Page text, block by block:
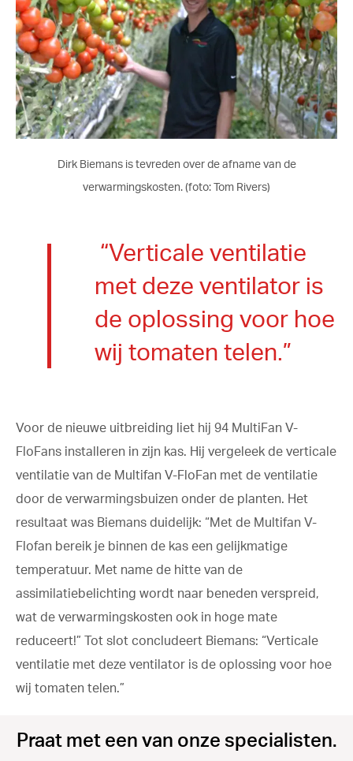
Dirk Biemans is tevreden over de afname van de
verwarmingskosten. (foto: Tom Rivers)
“Verticale ventilatie
met deze ventilator is
de oplossing voor hoe
wij tomaten telen.”
Voor de nieuwe uitbreiding liet hij 94 MultiFan V-
FloFans installeren in zijn kas. Hij vergeleek de verticale
ventilatie van de Multifan V-FloFan met de ventilatie
door de verwarmingsbuizen onder de planten. Het
resultaat was Biemans duidelijk: “Met de Multifan V-
Flofan bereik je binnen de kas een gelijkmatige
temperatuur. Met name de hitte van de
assimilatiebelichting wordt naar beneden verspreid,
wat de verwarmingskosten ook in hoge mate
reduceert!” Tot slot concludeert Biemans: “Verticale
ventilatie met deze ventilator is de oplossing voor hoe
wij tomaten telen.”
Praat met een van onze specialisten.